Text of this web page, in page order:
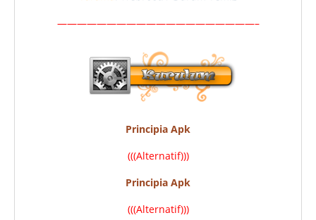
————————————————————–
Principia Apk
(((Alternatif)))
Principia Apk
(((Alternatif)))